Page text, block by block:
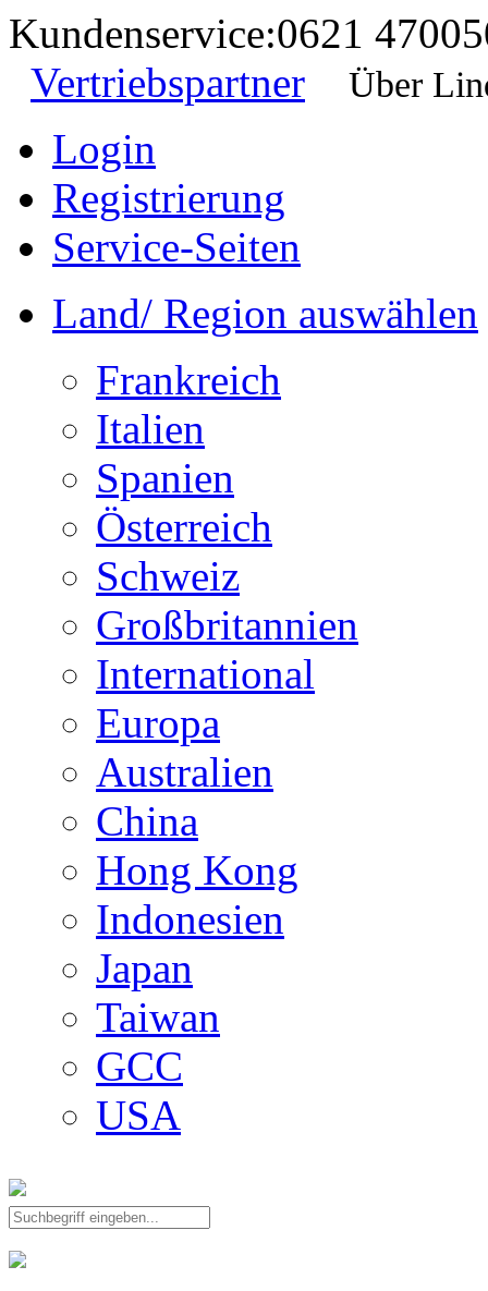
Kundenservice:0621
Vertriebspartner
Über
Login
Registrierung
Service-Seiten
Land/ Region auswählen
Frankreich
Italien
Spanien
Österreich
Schweiz
Großbritannien
International
Europa
Australien
China
Hong Kong
Indonesien
Japan
Taiwan
GCC
USA